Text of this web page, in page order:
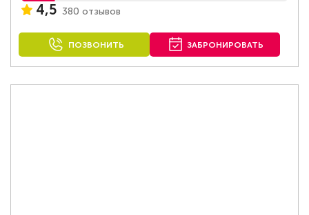
4,5 380 отзывов
ПОЗВОНИТЬ ЗАБРОНИРОВАТЬ